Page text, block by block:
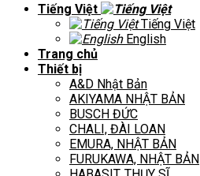
Tiếng Việt
Tiếng Việt
English
Trang chủ
Thiết bị
A&D Nhật Bản
AKIYAMA NHẬT BẢN
BUSCH ĐỨC
CHALI, ĐÀI LOAN
EMURA, NHẬT BẢN
FURUKAWA, NHẬT BẢN